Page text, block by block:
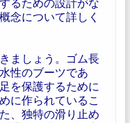
念について詳しく
ましょう。ゴム長
性のブーツであ
を保護するために
に作られているこ
、独特の滑り止め